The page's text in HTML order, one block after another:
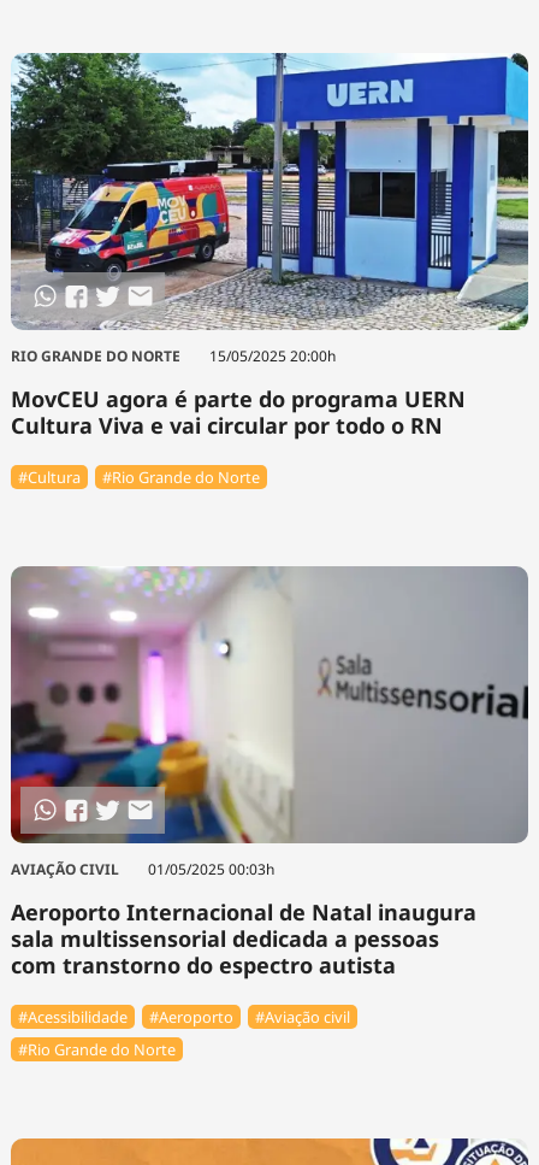
RIO GRANDE DO NORTE 15/05/2025 20:00h
MovCEU agora é parte do programa UERN
Cultura Viva e vai circular por todo o RN
#Cultura #Rio Grande do Norte
AVIAÇÃO CIVIL 01/05/2025 00:03h
Aeroporto Internacional de Natal inaugura
sala multissensorial dedicada a pessoas
com transtorno do espectro autista
#Acessibilidade #Aeroporto
#Aviação civil
#Rio Grande do Norte